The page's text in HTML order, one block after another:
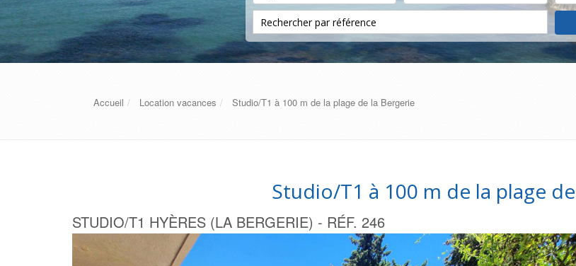
Accueil Location vacances Studio/T1 à 100 m de la plage de la Bergerie
Studio/T1 à 100 m de la plage
STUDIO/T1 HYÈRES (LA BERGERIE) - RÉF. 246